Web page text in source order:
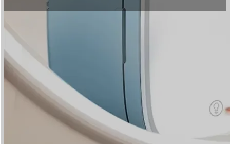
Temps de lecture : | Nombre de mots :
L'achat d'un réfrigérateur de beauté avec miroir ne
clients. L'attrait principal de la “station de selfie”
critiques négatives et érodant les marges d'un